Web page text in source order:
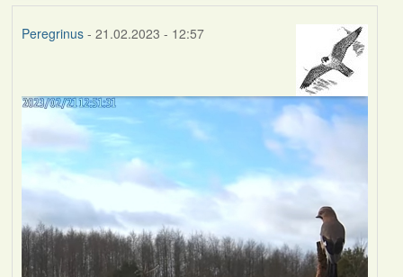
Peregrinus- 21.02.2023 - 12:57